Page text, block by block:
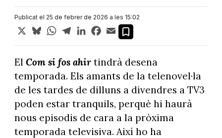
Publicat el 25 de febrer de 2026 a les 15:02
X BlueskyWhatsApp
TelegramLinkedInFacebook
Email
El Com si fos ahirtindrà desena
temporada. Els amants de la telenovel·la
de les tardes de dilluns a divendres a TV3
poden estar tranquils, perquè hi haurà
nous episodis de cara a la pròxima
temporada televisiva. Així ho ha